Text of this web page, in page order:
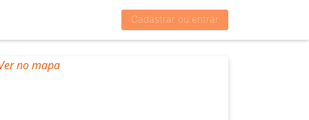
Cadastrar ou entrar